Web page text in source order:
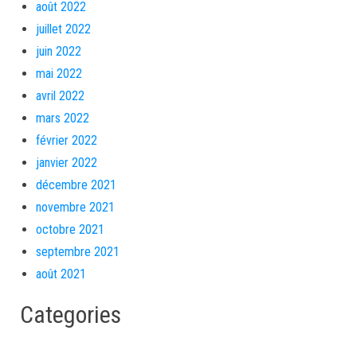
août 2022
juillet 2022
juin 2022
mai 2022
avril 2022
mars 2022
février 2022
janvier 2022
décembre 2021
novembre 2021
octobre 2021
septembre 2021
août 2021
Categories